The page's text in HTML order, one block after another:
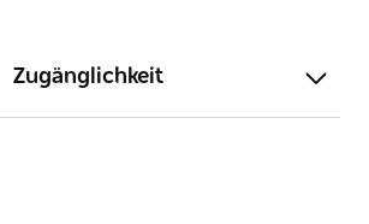
Zugänglichkeit